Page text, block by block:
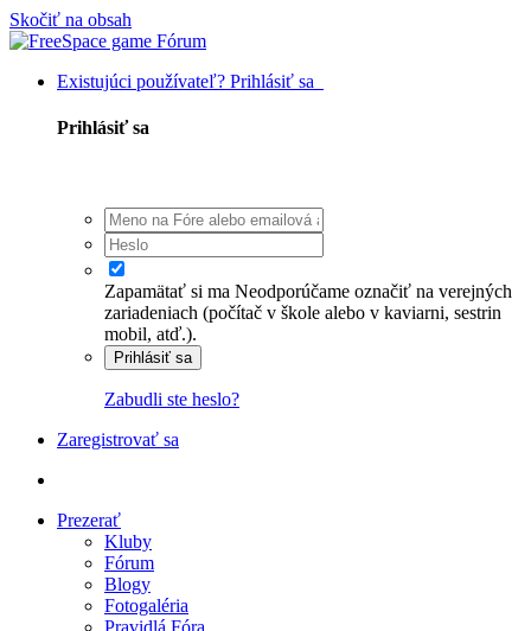
Skočiť na obsah
Existujúci používateľ? Prihlásiť sa
Prihlásiť sa
Zapamätať si ma Neodporúčame označiť na verejných
zariadeniach (počítač v škole alebo v kaviarni, sestrin
mobil, atď.).
Prihlásiť sa
Zabudli ste heslo?
Zaregistrovať sa
Prezerať
Kluby
Fórum
Blogy
Fotogaléria
Pravidlá Fóra